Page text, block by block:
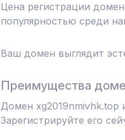
Цена регистрации
популярностью среди
Ваш домен выглядит
Преимущества
Домен xg2019nmivhk.top
Зарегистрируйте его